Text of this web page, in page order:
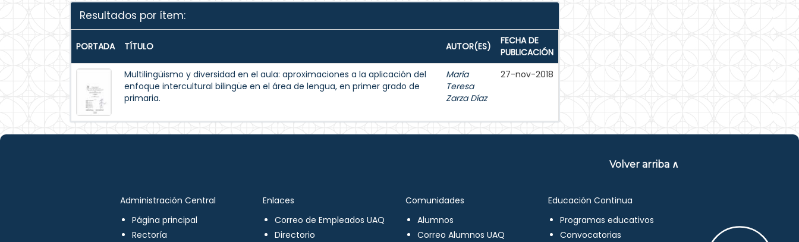
Resultados por ítem:
PORTADA TÍTULO AUTOR(ES)
FECHA DE
PUBLICACIÓN
Multilingüismo y diversidad en el aula: aproximaciones a la aplicación del
enfoque intercultural bilingüe en el área de lengua, en primer grado de
primaria.
María
Teresa
Zarza Díaz
27-nov-2018
Volver arriba ∧
Administración Central
Página principal
Rectoría
Enlaces
Correo de Empleados UAQ
Directorio
Comunidades
Alumnos
Correo Alumnos UAQ
Educación Continua
Programas educativos
Convocatorias